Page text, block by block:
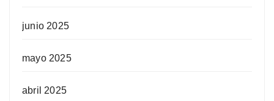
junio 2025
mayo 2025
abril 2025